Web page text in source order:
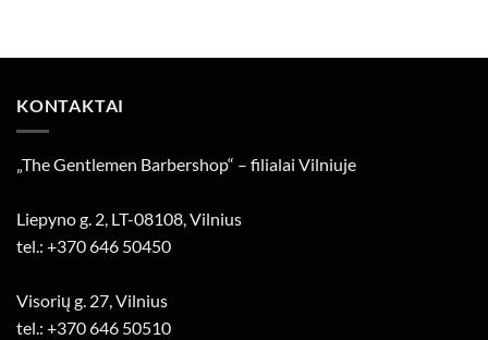
KONTAKTAI
„The Gentlemen Barbershop“ – filialai Vilniuje
Liepyno g. 2, LT-08108, Vilnius
tel.: +370 646 50450
Visorių g. 27, Vilnius
tel.: +370 646 50510